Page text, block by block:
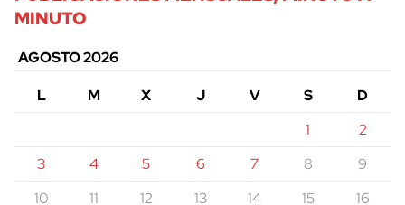
MINUTO
AGOSTO 2026
L
M X J V S
D
1
2
3
4 5 6 7 8
9
10
11 12 13 14 15 16